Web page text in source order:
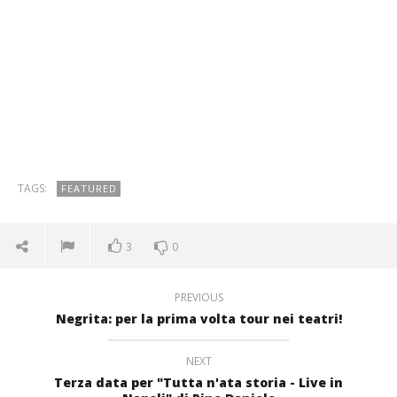
TAGS: FEATURED
3 0
PREVIOUS
Negrita: per la prima volta tour nei teatri!
NEXT
Terza data per "Tutta n'ata storia - Live in